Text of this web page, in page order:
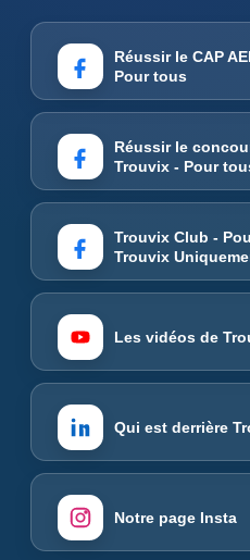
Réussir le CAP
Pour tous
Réussir le
Trouvix - Pour
Trouvix Club -
Trouvix
Les vidéos de
Qui est derrière
Notre page Insta